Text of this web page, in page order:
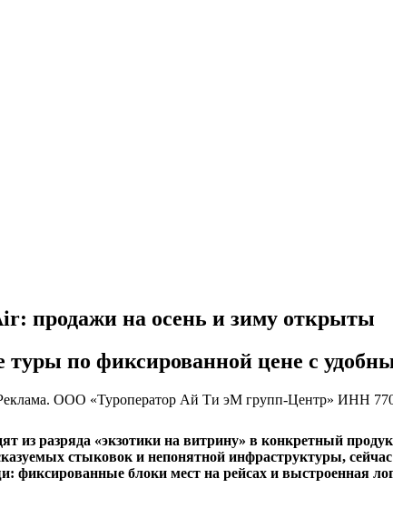
продажи на осень и зиму открыты
туры по фиксированной цене с
ООО «Туроператор Ай Ти эМ групп-Центр» ИНН
из разряда «экзотики на витрину» в конкретный
стыковок и непонятной инфраструктуры,
фиксированные блоки мест на рейсах и выстроенная